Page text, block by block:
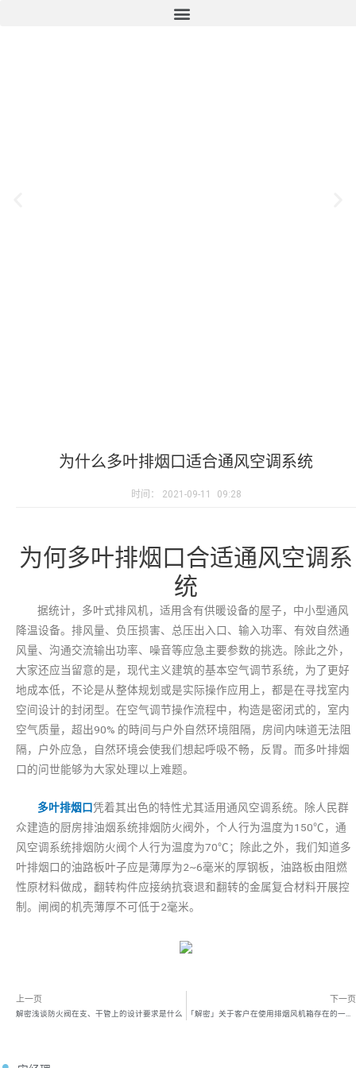
为什么多叶排烟口适合通风空调系统
时间： 2021-09-11 09:28
为何多叶排烟口合适通风空调系
统
据统计，多叶式排风机，适用含有供暖设备的屋子，中小型通风
降温设备。排风量、负压损害、总压出入口、输入功率、有效自然通
风量、沟通交流输出功率、噪音等应急主要参数的挑选。除此之外，
大家还应当留意的是，现代主义建筑的基本空气调节系统，为了更好
地成本低，不论是从整体规划或是实际操作应用上，都是在寻找室内
空间设计的封闭型。在空气调节操作流程中，构造是密闭式的，室内
空气质量，超出90% 的時间与户外自然环境阻隔，房间内味道无法阻
隔，户外应急，自然环境会使我们想起呼吸不畅，反胃。而多叶排烟
口的问世能够为大家处理以上难题。
多叶排烟口凭着其出色的特性尤其适用通风空调系统。除人民群
众建造的厨房排油烟系统排烟防火阀外，个人行为温度为150℃，通
风空调系统排烟防火阀个人行为温度为70℃；除此之外，我们知道多
叶排烟口的油路板叶子应是薄厚为2~6毫米的厚钢板，油路板由阻燃
性原材料做成，翻转构件应接纳抗衰退和翻转的金属复合材料开展控
制。闸阀的机壳薄厚不可低于2毫米。
上一页
解密浅谈防火阀在支、干管上的设计要求是什么
下一页
「解密」关于客户在使用排烟风机箱存在的一些问题